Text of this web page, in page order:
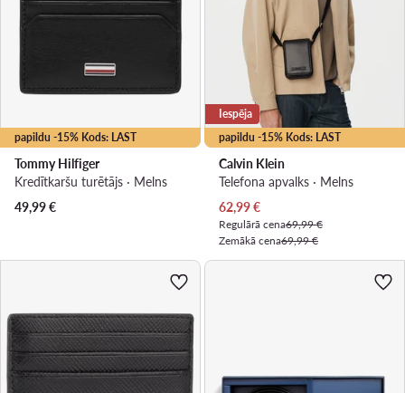
papildu -15% Kods: LAST
Tommy Hilfiger
Kredītkaršu turētājs · Melns
49,99€
papildu -15% Kods: LAST
Iespēja
Calvin Klein
Telefona apvalks · Melns
Pašreizējā cena
62,99€
Regulārā cena69,99 €
Zemākā cena69,99 €